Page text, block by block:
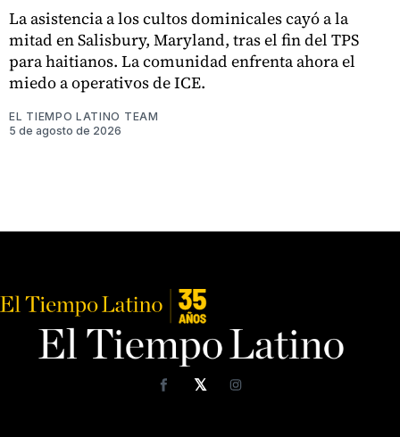
La asistencia a los cultos dominicales cayó a la
mitad en Salisbury, Maryland, tras el fin del TPS
para haitianos. La comunidad enfrenta ahora el
miedo a operativos de ICE.
EL TIEMPO LATINO TEAM
5 de agosto de 2026
𝕏
FacebookInstagram